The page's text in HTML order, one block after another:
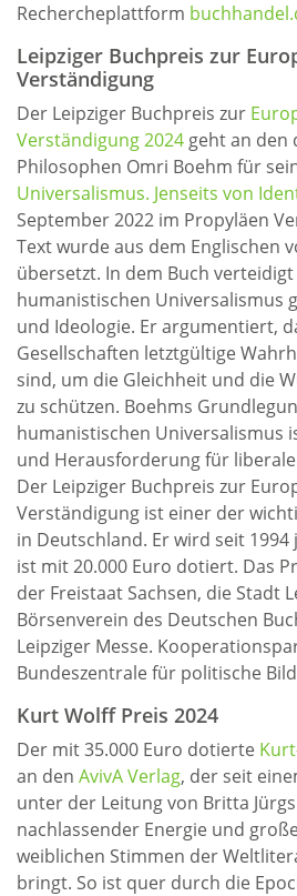
Rechercheplattform
Leipziger Buchpreis zur
Verständigung
Der Leipziger Buchpreis zur
Verständigung 2024 geht an den
Philosophen Omri Boehm für
Universalismus. Jenseits von
September 2022 im Propyläen
Text wurde aus dem Englischen
übersetzt. In dem Buch
humanistischen Universalismus
und Ideologie. Er argumentiert,
Gesellschaften letztgültige
sind, um die Gleichheit und die
zu schützen. Boehms
humanistischen Universalismus
und Herausforderung für
Der Leipziger Buchpreis zur
Verständigung ist einer der
in Deutschland. Er wird seit
ist mit 20.000 Euro dotiert. Das
der Freistaat Sachsen, die Stadt
Börsenverein des Deutschen
Leipziger Messe.
Bundeszentrale für politische
Kurt Wolff Preis 2024
Der mit 35.000 Euro dotierte
an den AvivA Verlag, der seit
unter der Leitung von Britta
nachlassender Energie und
weiblichen Stimmen der
bringt. So ist quer durch die